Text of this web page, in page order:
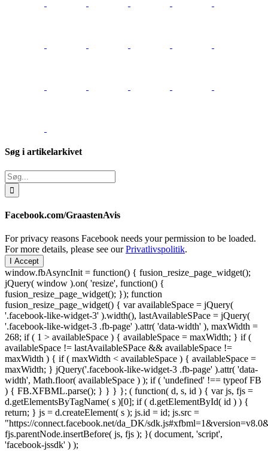
Søg i artikelarkivet
Søg
efter:
Facebook.com/GraastenAvis
For privacy reasons Facebook needs your permission to be loaded.
For more details, please see ourPrivatlivspolitik.
I Accept
window.fbAsyncInit = function() { fusion_resize_page_widget();
jQuery( window ).on( 'resize', function() {
fusion_resize_page_widget(); }); function
fusion_resize_page_widget() { var availableSpace = jQuery(
'.facebook-like-widget-3' ).width(), lastAvailableSPace = jQuery(
'.facebook-like-widget-3 .fb-page' ).attr( 'data-width' ), maxWidth =
268; if ( 1 > availableSpace ) { availableSpace = maxWidth; } if (
availableSpace != lastAvailableSPace && availableSpace !=
maxWidth ) { if ( maxWidth < availableSpace ) { availableSpace =
maxWidth; } jQuery('.facebook-like-widget-3 .fb-page' ).attr( 'data-
width', Math.floor( availableSpace ) ); if ( 'undefined' !== typeof FB
) { FB.XFBML.parse(); } } } }; ( function( d, s, id ) { var js, fjs =
d.getElementsByTagName( s )[0]; if ( d.getElementById( id ) ) {
return; } js = d.createElement( s ); js.id = id; js.src =
"https://connect.facebook.net/da_DK/
fjs.parentNode.insertBefore( js, fjs ); }( document, 'script',
'facebook-jssdk' ) );